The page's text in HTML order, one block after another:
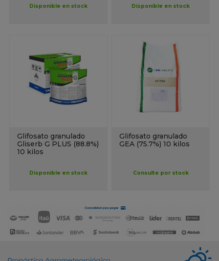
Disponible en stock Disponible en stock
Glifosato granulado
Gliserb G PLUS (88.8%)
10 kilos
Disponible en stock
Glifosato granulado
GEA (75.7%) 10 kilos
Consulte por stock